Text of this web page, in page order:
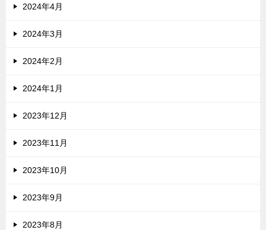
2024年4月
2024年3月
2024年2月
2024年1月
2023年12月
2023年11月
2023年10月
2023年9月
2023年8月